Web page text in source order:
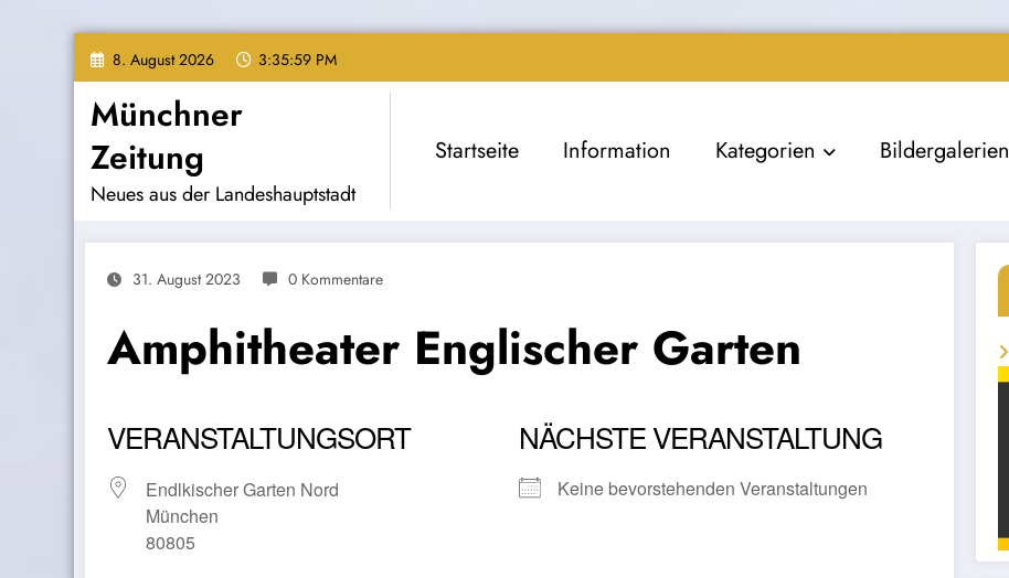
Zum
Inhalt
springen
8. August 2026 3:36:00 PM
Münchner
Zeitung
Neues aus der Landeshauptstadt
Startseite Information Kategorien Bildergalerien
31. August 2023 0 Kommentare
Amphitheater Englischer Garten
VERANSTALTUNGSORT
Endlkischer Garten Nord
München
80805
NÄCHSTE VERANSTALTUNG
Keine bevorstehenden Veranstaltungen